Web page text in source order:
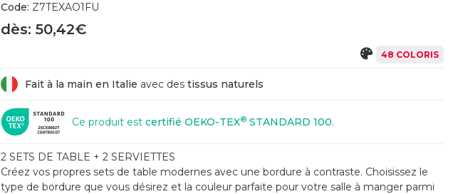
Code: Z7TEXAO1FU
dès: 50,42€
48 COLORIS
Fait à la main en Italie avec des tissus naturels
Ce produit est certifié OEKO-TEX® STANDARD 100.
2 SETS DE TABLE + 2 SERVIETTES
Créez vos propres sets de table modernes avec une bordure à contraste. Choisissez le
type de bordure que vous désirez et la couleur parfaite pour votre salle à manger parmi